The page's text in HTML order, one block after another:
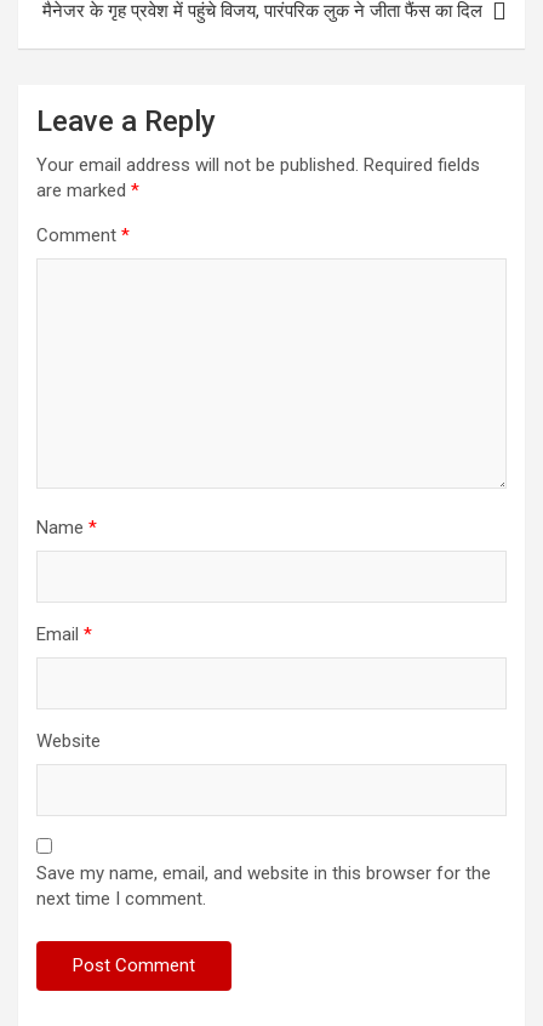
मैनेजर के गृह प्रवेश में पहुंचे विजय, पारंपरिक लुक ने जीता फैंस का दिल
Leave a Reply
Your email address will not be published. Required fields
are marked *
Comment *
Name *
Email *
Website
Save my name, email, and website in this browser for the
next time I comment.